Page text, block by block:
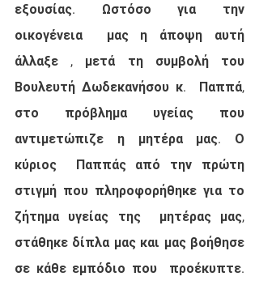
εξουσίας. Ωστόσο για την
οικογένεια  μας η άποψη αυτή
άλλαξε , μετά τη συμβολή του
Βουλευτή Δωδεκανήσου κ.  Παππά,
στο πρόβλημα υγείας που
αντιμετώπιζε η μητέρα μας. Ο
κύριος  Παππάς από την πρώτη
στιγμή που πληροφορήθηκε για το
ζήτημα υγείας της  μητέρας μας,
στάθηκε δίπλα μας και μας βοήθησε
σε κάθε εμπόδιο που  προέκυπτε.